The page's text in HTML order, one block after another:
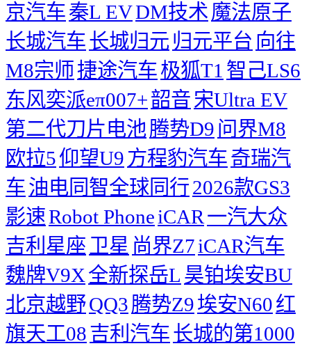
京汽车秦L EVDM技术 魔法原子
长城汽车长城归元 归元平台 向往
M8宗师 捷途汽车极狐T1 智己LS6
东风奕派eπ007+韶音 宋Ultra EV
第二代刀片电池腾势D9 问界M8
欧拉5仰望U9 方程豹汽车奇瑞汽
车油电同智全球同行2026款GS3
影速Robot PhoneiCAR一汽大众
吉利星座 卫星 尚界Z7iCAR汽车
魏牌V9X全新探岳L 昊铂埃安BU
北京越野QQ3腾势Z9埃安N60红
旗天工08吉利汽车长城的第1000